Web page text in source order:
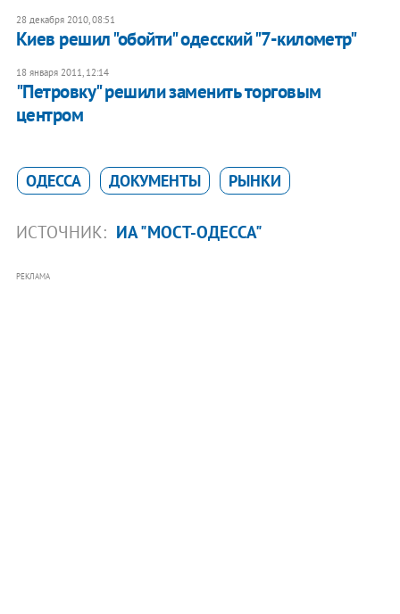
28 декабря 2010, 08:51
Киев решил "обойти" одесский "7-километр"
18 января 2011, 12:14
"Петровку" решили заменить торговым
центром
ОДЕССА ДОКУМЕНТЫ РЫНКИ
ИСТОЧНИК: ИА "МОСТ-ОДЕССА"
РЕКЛАМА